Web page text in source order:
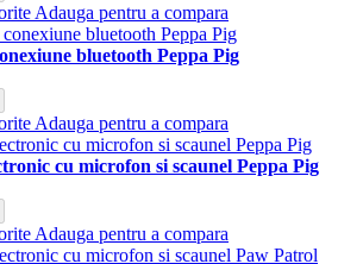
Adauga pentru a compara
bluetooth Peppa Pig
Adauga pentru a compara
cu microfon si scaunel Peppa Pig
Adauga pentru a compara